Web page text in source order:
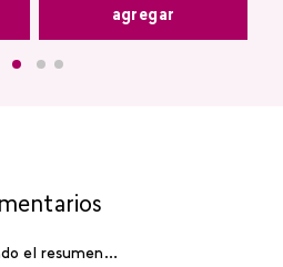
agregar
el resumen…